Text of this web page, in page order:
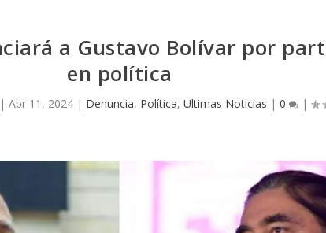
a Gustavo Bolívar por
en política
Abr 11, 2024| Denuncia, Política, Ultimas Noticias | 0 |